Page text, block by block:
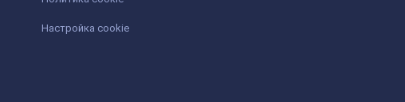
Настройка cookie